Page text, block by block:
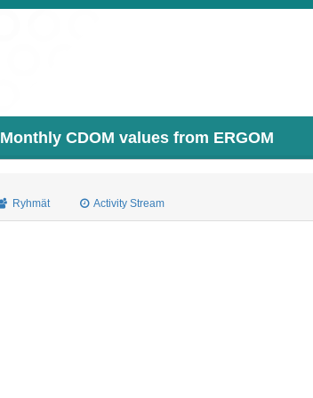
Monthly CDOM values from ERGOM
Ryhmät Activity Stream